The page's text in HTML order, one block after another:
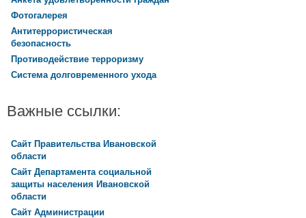
Фотогалерея
Антитеррористическая
безопасность
Противодействие терроризму
Система долговременного ухода
Важные ссылки:
Сайт Правительства Ивановской
области
Сайт Департамента социальной
защиты населения Ивановской
области
Сайт Администрации